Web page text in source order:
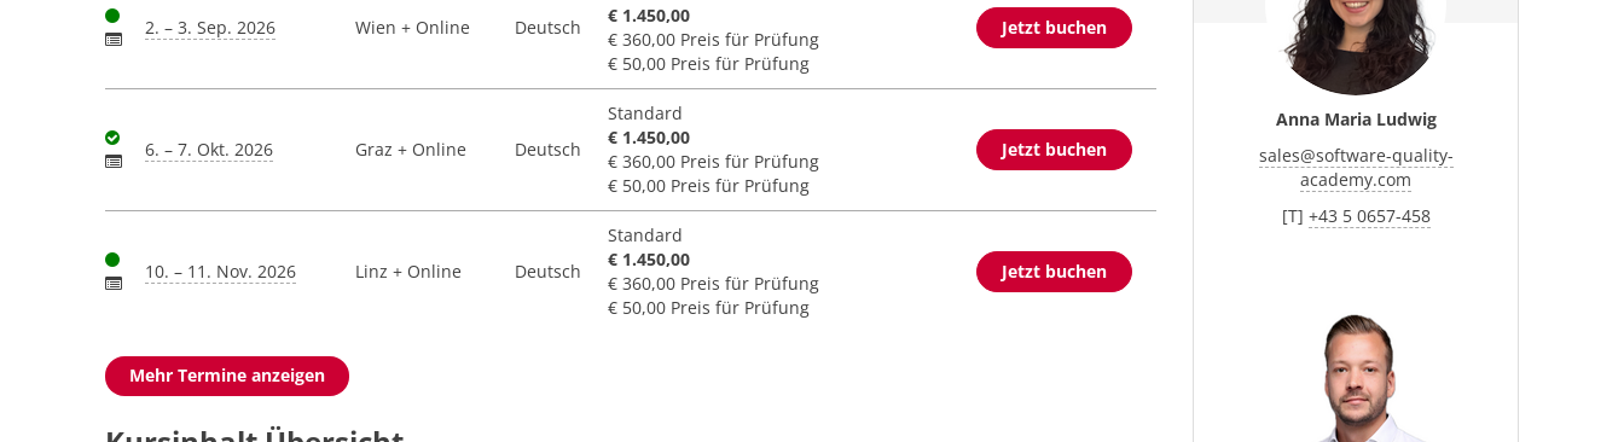
2. – 3. Sep. 2026 Wien + Online Deutsch
€ 1.450,00
€ 360,00 Preis für Prüfung
€ 50,00 Preis für Prüfung
Jetzt buchen
6. – 7. Okt. 2026 Graz + Online Deutsch
Standard
€ 1.450,00
€ 360,00 Preis für Prüfung
€ 50,00 Preis für Prüfung
Jetzt buchen
10. – 11. Nov. 2026 Linz + Online Deutsch
Standard
€ 1.450,00
€ 360,00 Preis für Prüfung
€ 50,00 Preis für Prüfung
Jetzt buchen
Mehr Termine anzeigen
Anna Maria Ludwig
sales@software-quality-
academy.com
[T] +43 5 0657-458